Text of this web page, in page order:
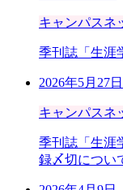
キャンパスネ
季刊誌「生涯
2026年5月27日
キャンパスネ
季刊誌「生涯
録〆切につい